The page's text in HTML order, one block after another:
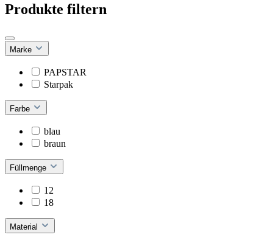
Produkte filtern
Marke
PAPSTAR
Starpak
Farbe
blau
braun
Füllmenge
12
18
Material